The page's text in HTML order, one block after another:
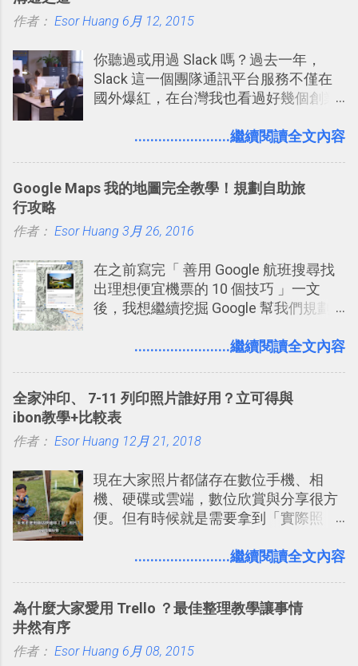
作者： Esor Huang 6月 12, 2015
你聽過或用過 Slack 嗎？過去一年，
Slack 這一個團隊通訊平台服務不僅在
國外爆紅，在台灣我也看過好幾個創業
理，到底 Slack 有什麼魅力？它是不是
有機會在一個專案合作中使用了 Slack
點： 1. 「 很有趣 」： Slack 裡擁有跟
聊天打屁、傳送有趣影音圖文的功能。
2. 「 有效率 」：但是 Slack 的頻道、群
組機制讓茶水間的聊天，不會干擾工作
事可以從聊天中記錄重點。 3. 「 有彈性
的軟體則讓同事可以在任何地方和公司
保持聯繫。 如果你需要中文版的同類平
台，可以參考： JANDI 高效率團隊通訊
戶 。 2017/3 新增 ： Sortd for Slack：
改造 Slack 討論串介面變成專案任務排
程看板
........................繼續閱讀全文內容
Google Maps 我的地圖完全教學！規劃自助旅
行攻略
作者： Esor Huang 3月 26, 2016
在之前寫完「 善用 Google 航班搜尋找
出理想便宜機票的 10 個技巧 」一文
後，我想繼續挖掘 Google 幫我們規劃
入的來聊聊 Google 的「我的地圖」服
線，對商務需求來說可以打造出一張一
張資料地圖（例如我之前在製作一本新
書時建立的「 台灣推薦空拍地點地圖
規劃自助旅行路線！ Google 「我的地
圖」在規劃自助旅行路線時可以解決許
多問題： 國外地點名稱地址常常難懂，
稱。 在規劃路線之外，自訂地圖還能補
時帶來好心情，二方面事後就是最好的
享合作，讓彼此都能在手機上查看這次
........................繼續閱讀全文內容
全家沖印、 7-11 列印照片誰好用？立可得與
ibon教學+比較表
作者： Esor Huang 12月 21, 2018
現在大家照片都儲存在數位手機、相
機、硬碟或雲端，數位欣賞與分享很方
便。但有時候就是需要拿到「實際照
要製作家庭相框 用照片來當小禮物 把照
片？而且最好能不花時間、立即拿到、
（或是沒有好的印表機），又不想跑照
........................繼續閱讀全文內容
為什麼大家愛用 Trello ？最佳整理教學讓事情
井然有序
作者： Esor Huang 6月 08, 2015